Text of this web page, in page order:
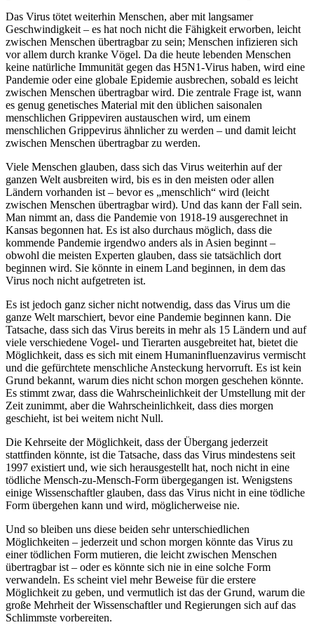
Das Virus tötet weiterhin Menschen, aber mit langsamer
Geschwindigkeit – es hat noch nicht die Fähigkeit erworben, leicht
zwischen Menschen übertragbar zu sein; Menschen infizieren sich
vor allem durch kranke Vögel. Da die heute lebenden Menschen
keine natürliche Immunität gegen das H5N1-Virus haben, wird eine
Pandemie oder eine globale Epidemie ausbrechen, sobald es leicht
zwischen Menschen übertragbar wird. Die zentrale Frage ist, wann
es genug genetisches Material mit den üblichen saisonalen
menschlichen Grippeviren austauschen wird, um einem
menschlichen Grippevirus ähnlicher zu werden – und damit leicht
zwischen Menschen übertragbar zu werden.
Viele Menschen glauben, dass sich das Virus weiterhin auf der
ganzen Welt ausbreiten wird, bis es in den meisten oder allen
Ländern vorhanden ist – bevor es „menschlich“ wird (leicht
zwischen Menschen übertragbar wird). Und das kann der Fall sein.
Man nimmt an, dass die Pandemie von 1918-19 ausgerechnet in
Kansas begonnen hat. Es ist also durchaus möglich, dass die
kommende Pandemie irgendwo anders als in Asien beginnt –
obwohl die meisten Experten glauben, dass sie tatsächlich dort
beginnen wird. Sie könnte in einem Land beginnen, in dem das
Virus noch nicht aufgetreten ist.
Es ist jedoch ganz sicher nicht notwendig, dass das Virus um die
ganze Welt marschiert, bevor eine Pandemie beginnen kann. Die
Tatsache, dass sich das Virus bereits in mehr als 15 Ländern und auf
viele verschiedene Vogel- und Tierarten ausgebreitet hat, bietet die
Möglichkeit, dass es sich mit einem Humaninfluenzavirus vermischt
und die gefürchtete menschliche Ansteckung hervorruft. Es ist kein
Grund bekannt, warum dies nicht schon morgen geschehen könnte.
Es stimmt zwar, dass die Wahrscheinlichkeit der Umstellung mit der
Zeit zunimmt, aber die Wahrscheinlichkeit, dass dies morgen
geschieht, ist bei weitem nicht Null.
Die Kehrseite der Möglichkeit, dass der Übergang jederzeit
stattfinden könnte, ist die Tatsache, dass das Virus mindestens seit
1997 existiert und, wie sich herausgestellt hat, noch nicht in eine
tödliche Mensch-zu-Mensch-Form übergegangen ist. Wenigstens
einige Wissenschaftler glauben, dass das Virus nicht in eine tödliche
Form übergehen kann und wird, möglicherweise nie.
Und so bleiben uns diese beiden sehr unterschiedlichen
Möglichkeiten – jederzeit und schon morgen könnte das Virus zu
einer tödlichen Form mutieren, die leicht zwischen Menschen
übertragbar ist – oder es könnte sich nie in eine solche Form
verwandeln. Es scheint viel mehr Beweise für die erstere
Möglichkeit zu geben, und vermutlich ist das der Grund, warum die
große Mehrheit der Wissenschaftler und Regierungen sich auf das
Schlimmste vorbereiten.